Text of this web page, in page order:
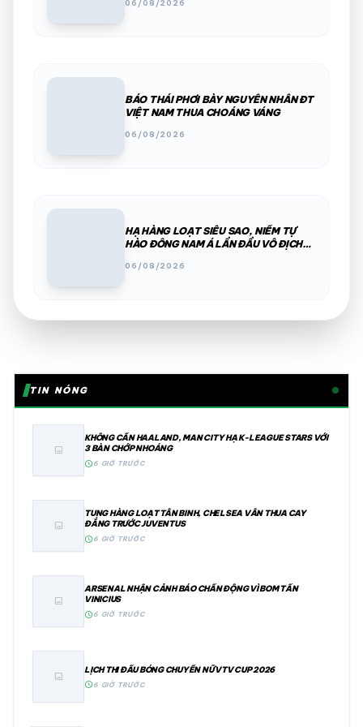
06/08/2026
BÁO THÁI PHƠI BÀY NGUYÊN NHÂN ĐT
VIỆT NAM THUA CHOÁNG VÁNG
06/08/2026
HẠ HÀNG LOẠT SIÊU SAO, NIỀM TỰ
HÀO ĐÔNG NAM Á LẦN ĐẦU VÔ ĐỊCH
06/08/2026
TIN NÓNG
image
KHÔNG CẦN HAALAND, MAN CITY HẠ K-LEAGUE STARS VỚI
3 BÀN CHỚP NHOÁNG
schedule6 GIỜ TRƯỚC
image
TUNG HÀNG LOẠT TÂN BINH, CHELSEA VẪN THUA CAY
ĐẮNG TRƯỚC JUVENTUS
schedule6 GIỜ TRƯỚC
image
ARSENAL NHẬN CẢNH BÁO CHẤN ĐỘNG VÌ BOM TẤN
VINICIUS
schedule6 GIỜ TRƯỚC
image
LỊCH THI ĐẤU BÓNG CHUYỀN NỮ VTV CUP 2026
schedule6 GIỜ TRƯỚC